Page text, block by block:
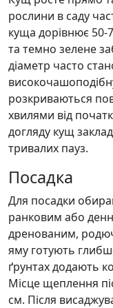
рослини в саду
куща дорівнює
та темно зелене
діаметр часто
розкриваються
хвилями від
догляду кущ
тривалих пауз.
Посадка
Для посадки
ранковим або
дренованим,
яму готують
ґрунтах додають
Місце щеплення
см. Після